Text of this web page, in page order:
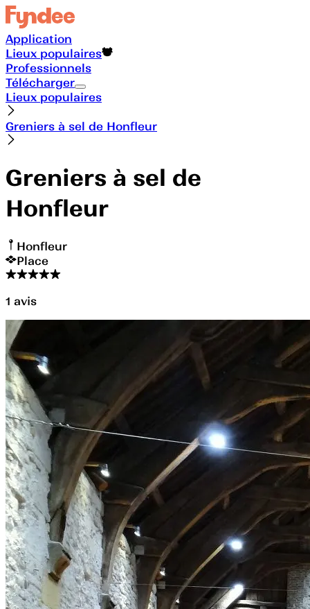
Application
Lieux populaires
Professionnels
Télécharger
Lieux populaires
Greniers à sel de Honfleur
Greniers à sel de
Honfleur
Honfleur
Place
1 avis